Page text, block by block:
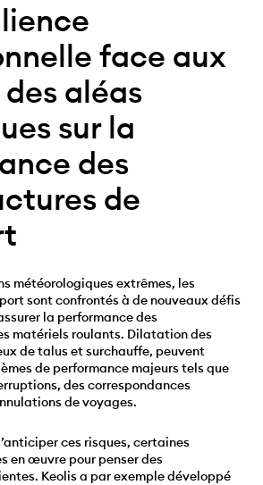
face aux
aléas
sur la
des
de
météorologiques extrêmes, les
sont confrontés à de nouveaux défis
la performance des
matériels roulants. Dilatation des
de talus et surchauffe, peuvent
de performance majeurs tels que
des correspondances
de voyages.
ces risques, certaines
en œuvre pour penser des
Keolis a par exemple développé